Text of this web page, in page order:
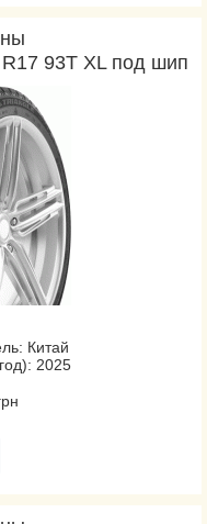
93T XL под шип
Китай
2025